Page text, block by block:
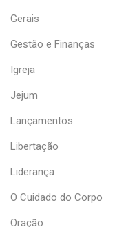
Gerais
Gestão e Finanças
Igreja
Jejum
Lançamentos
Libertação
Liderança
O Cuidado do Corpo
Oração